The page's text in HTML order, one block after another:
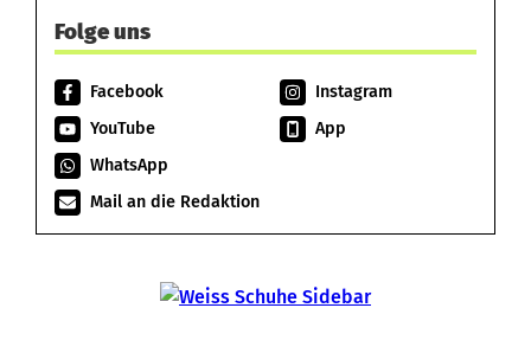
Folge uns
Facebook
Instagram
YouTube
App
WhatsApp
Mail an die Redaktion